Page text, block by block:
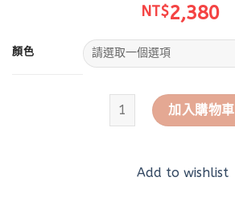
NT$2,380
顏色
後造型刺繡直筒長褲 數量
加入購物車
Add to wishlist